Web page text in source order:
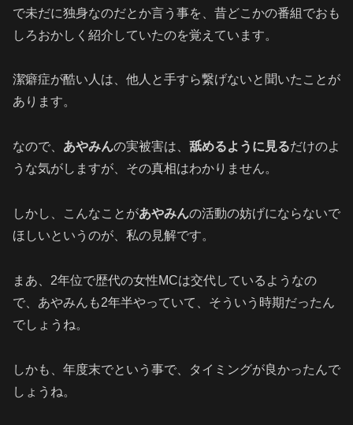
で未だに独身なのだとか言う事を、昔どこかの番組でおも
しろおかしく紹介していたのを覚えています。
潔癖症が酷い人は、他人と手すら繋げないと聞いたことが
あります。
なので、 あやみんの実被害は、 舐めるように見るだけのよ
うな気がしますが、その真相はわかりません。
しかし、こんなことがあやみんの活動の妨げにならないで
ほしいというのが、私の見解です。
まあ、2年位で歴代の女性MCは交代しているようなの
で、あやみんも2年半やっていて、そういう時期だったん
でしょうね。
しかも、年度末でという事で、タイミングが良かったんで
しょうね。